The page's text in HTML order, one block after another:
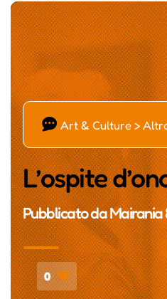
Ď Art & Culture >
L’ospite
Pubblicato daMairania
0